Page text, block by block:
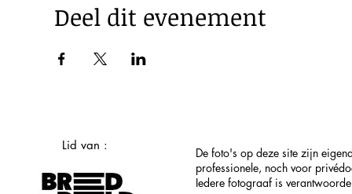
Deel dit evenement
Lid van :
De foto's op deze site zijn
professionele, noch voor
Iedere fotograaf is